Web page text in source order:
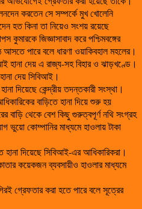
করতেন সে সম্পর্কে মুখ খোলেনি
হত কিনা তা নিয়েও সংশয় রয়েছে
জিজ্ঞাসাবাদ করে পশ্চিমবঙ্গের
পারে বলে ধারণা ওয়াকিবহাল মহলের।
হানা দেয় এ রাজ্য-সহ বিহার ও ঝাড়খণ্ডে।
দেয় সিবিআই।
দিয়েছে কেন্দ্রীয় তদন্তকারী সংস্থা।
বাড়িতে হানা দিয়ে শুরু হয়
বাড়ি থেকে বেশ কিছু গুরুত্বপূর্ণ নথি সংগ্রহ
কোম্পানির মাধ্যমে হাওলায় টাকা
দিয়েছে সিবিআই-এর আধিকারিকরা।
কয়েকজন ব্যবসায়ীও হাওলার মাধ্যমে
গ্রেফতার করা হতে পারে বলে সূত্রের